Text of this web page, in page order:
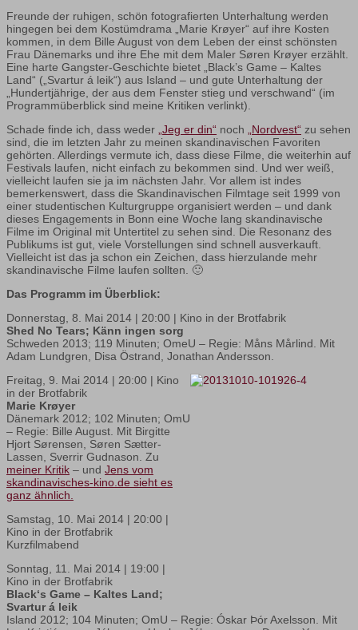
Freunde der ruhigen, schön fotografierten Unterhaltung werden
hingegen bei dem Kostümdrama „Marie Krøyer“ auf ihre Kosten
kommen, in dem Bille August von dem Leben der einst schönsten
Frau Dänemarks und ihre Ehe mit dem Maler Søren Krøyer erzählt.
Eine harte Gangster-Geschichte bietet „Black’s Game – Kaltes
Land“ („Svartur á leik“) aus Island – und gute Unterhaltung der
„Hundertjährige, der aus dem Fenster stieg und verschwand“ (im
Programmüberblick sind meine Kritiken verlinkt).
Schade finde ich, dass weder „Jeg er din“ noch „Nordvest“ zu sehen
sind, die im letzten Jahr zu meinen skandinavischen Favoriten
gehörten. Allerdings vermute ich, dass diese Filme, die weiterhin auf
Festivals laufen, nicht einfach zu bekommen sind. Und wer weiß,
vielleicht laufen sie ja im nächsten Jahr. Vor allem ist indes
bemerkenswert, dass die Skandinavischen Filmtage seit 1999 von
einer studentischen Kulturgruppe organisiert werden – und dank
dieses Engagements in Bonn eine Woche lang skandinavische
Filme im Original mit Untertitel zu sehen sind. Die Resonanz des
Publikums ist gut, viele Vorstellungen sind schnell ausverkauft.
Vielleicht ist das ja schon ein Zeichen, dass hierzulande mehr
skandinavische Filme laufen sollten. 🙂
Das Programm im Überblick:
Donnerstag, 8. Mai 2014 | 20:00 | Kino in der Brotfabrik
Shed No Tears; Känn ingen sorg
Schweden 2013; 119 Minuten; OmeU – Regie: Måns Mårlind. Mit
Adam Lundgren, Disa Östrand, Jonathan Andersson.
Freitag, 9. Mai 2014 | 20:00 | Kino
in der Brotfabrik
Marie Krøyer
Dänemark 2012; 102 Minuten; OmU
– Regie: Bille August. Mit Birgitte
Hjort Sørensen, Søren Sætter-
Lassen, Sverrir Gudnason. Zu
meiner Kritik – und Jens vom
skandinavisches-kino.de sieht es
ganz ähnlich.
Samstag, 10. Mai 2014 | 20:00 |
Kino in der Brotfabrik
Kurzfilmabend
Sonntag, 11. Mai 2014 | 19:00 |
Kino in der Brotfabrik
Black‘s Game – Kaltes Land;
Svartur á leik
Island 2012; 104 Minuten; OmU – Regie: Óskar Þór Axelsson. Mit